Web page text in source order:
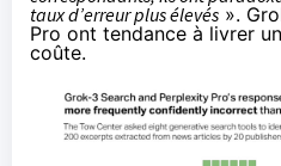
taux d’erreur plus élevés ».
Pro ont tendance à livrer
coûte.